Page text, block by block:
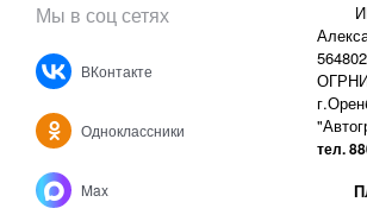
Мы в соц сетях
ВКонтакте
Одноклассники
Max
ИП
тел.